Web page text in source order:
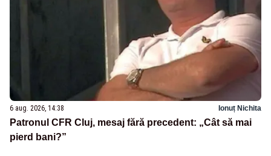
6 aug. 2026, 14:38 Ionuț Nichita
Patronul CFR Cluj, mesaj fără precedent: „Cât să mai
pierd bani?”